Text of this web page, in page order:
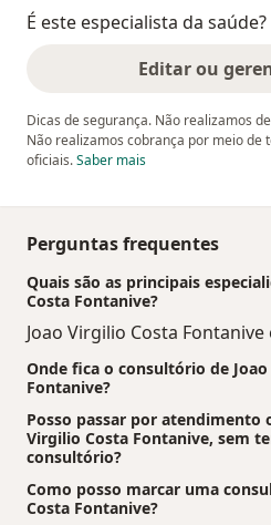
É este especialista da saúde?
Editar ou
Dicas de segurança. Não realizamos
Não realizamos cobrança por meio de
oficiais.Saber mais
Perguntas frequentes
Quais são as principais
Costa Fontanive?
Joao Virgilio Costa
Onde fica o consultório de
Fontanive?
Posso passar por atendimento
Virgilio Costa Fontanive, sem
consultório?
Como posso marcar uma
Costa Fontanive?